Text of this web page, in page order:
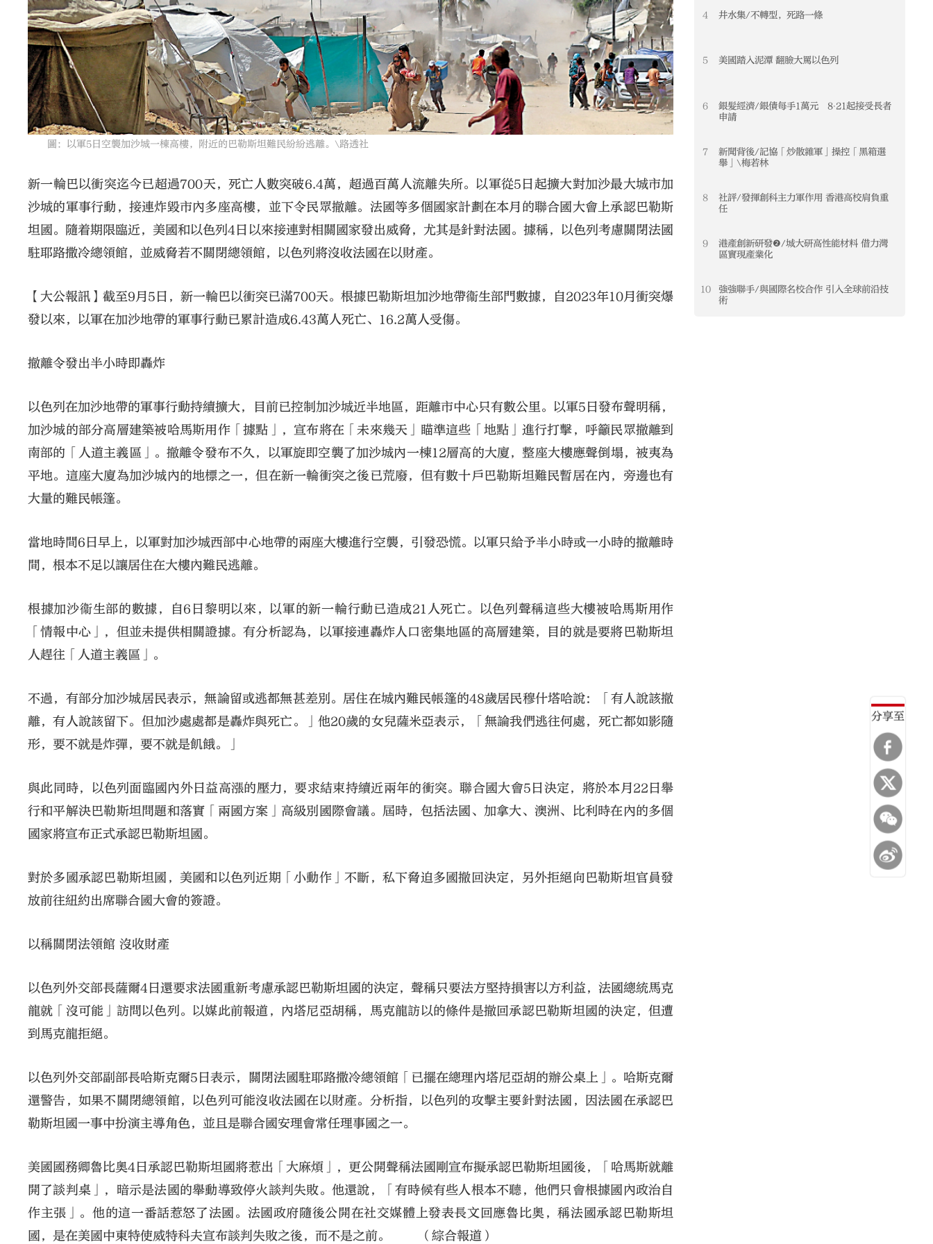
分享至
圖：以軍5日空襲加沙城一棟高樓，附近的巴勒斯坦難民紛紛逃離。\路透社
新一輪巴以衝突迄今已超過700天，死亡人數突破6.4萬，超過百萬人流離失所。以軍從5日起擴大對加沙最大城市加
沙城的軍事行動，接連炸毀市內多座高樓，並下令民眾撤離。法國等多個國家計劃在本月的聯合國大會上承認巴勒斯
坦國。隨着期限臨近，美國和以色列4日以來接連對相關國家發出威脅，尤其是針對法國。據稱，以色列考慮關閉法國
駐耶路撒冷總領館，並威脅若不關閉總領館，以色列將沒收法國在以財產。
【大公報訊】截至9月5日，新一輪巴以衝突已滿700天。根據巴勒斯坦加沙地帶衞生部門數據，自2023年10月衝突爆
發以來，以軍在加沙地帶的軍事行動已累計造成6.43萬人死亡、16.2萬人受傷。
撤離令發出半小時即轟炸
以色列在加沙地帶的軍事行動持續擴大，目前已控制加沙城近半地區，距離市中心只有數公里。以軍5日發布聲明稱，
加沙城的部分高層建築被哈馬斯用作「據點」，宣布將在「未來幾天」瞄準這些「地點」進行打擊，呼籲民眾撤離到
南部的「人道主義區」。撤離令發布不久，以軍旋即空襲了加沙城內一棟12層高的大廈，整座大樓應聲倒塌，被夷為
平地。這座大廈為加沙城內的地標之一，但在新一輪衝突之後已荒廢，但有數十戶巴勒斯坦難民暫居在內，旁邊也有
大量的難民帳篷。
當地時間6日早上，以軍對加沙城西部中心地帶的兩座大樓進行空襲，引發恐慌。以軍只給予半小時或一小時的撤離時
間，根本不足以讓居住在大樓內難民逃離。
根據加沙衞生部的數據，自6日黎明以來，以軍的新一輪行動已造成21人死亡。以色列聲稱這些大樓被哈馬斯用作
「情報中心」，但並未提供相關證據。有分析認為，以軍接連轟炸人口密集地區的高層建築，目的就是要將巴勒斯坦
人趕往「人道主義區」。
不過，有部分加沙城居民表示，無論留或逃都無甚差別。居住在城內難民帳篷的48歲居民穆什塔哈說：「有人說該撤
離，有人說該留下。但加沙處處都是轟炸與死亡。」他20歲的女兒薩米亞表示，「無論我們逃往何處，死亡都如影隨
形，要不就是炸彈，要不就是飢餓。」
與此同時，以色列面臨國內外日益高漲的壓力，要求結束持續近兩年的衝突。聯合國大會5日決定，將於本月22日舉
行和平解決巴勒斯坦問題和落實「兩國方案」高級別國際會議。屆時，包括法國、加拿大、澳洲、比利時在內的多個
國家將宣布正式承認巴勒斯坦國。
對於多國承認巴勒斯坦國，美國和以色列近期「小動作」不斷，私下脅迫多國撤回決定，另外拒絕向巴勒斯坦官員發
放前往紐約出席聯合國大會的簽證。
以稱關閉法領館 沒收財產
以色列外交部長薩爾4日還要求法國重新考慮承認巴勒斯坦國的決定，聲稱只要法方堅持損害以方利益，法國總統馬克
龍就「沒可能」訪問以色列。以媒此前報道，內塔尼亞胡稱，馬克龍訪以的條件是撤回承認巴勒斯坦國的決定，但遭
到馬克龍拒絕。
以色列外交部副部長哈斯克爾5日表示，關閉法國駐耶路撒冷總領館「已擺在總理內塔尼亞胡的辦公桌上」。哈斯克爾
還警告，如果不關閉總領館，以色列可能沒收法國在以財產。分析指，以色列的攻擊主要針對法國，因法國在承認巴
勒斯坦國一事中扮演主導角色，並且是聯合國安理會常任理事國之一。
美國國務卿魯比奧4日承認巴勒斯坦國將惹出「大麻煩」，更公開聲稱法國剛宣布擬承認巴勒斯坦國後，「哈馬斯就離
開了談判桌」，暗示是法國的舉動導致停火談判失敗。他還說，「有時候有些人根本不聽，他們只會根據國內政治自
作主張」。他的這一番話惹怒了法國。法國政府隨後公開在社交媒體上發表長文回應魯比奧，稱法國承認巴勒斯坦
國，是在美國中東特使威特科夫宣布談判失敗之後，而不是之前。 （綜合報道）
4 井水集/不轉型，死路一條
5 美國踏入泥潭 翻臉大罵以色列
6
銀髮經濟/銀債每手1萬元 8‧21起接受長者
申請
7
新聞背後/記協「炒散雜軍」操控「黑箱選
舉」\梅若林
8
社評/發揮創科主力軍作用 香港高校肩負重
任
9
港產創新研發❷/城大研高性能材料 借力灣
區實現產業化
10
強強聯手/與國際名校合作 引入全球前沿技
術